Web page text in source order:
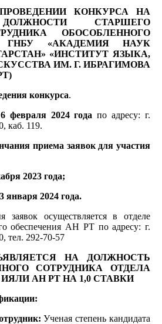
КОНКУРСА НА
СТАРШЕГО
ОБОСОБЛЕННОГО
ГНБУ «АКАДЕМИЯ НАУК
«ИНСТИТУТ ЯЗЫКА,
ИМ. Г. ИБРАГИМОВА
конкурса.
6 февраля 2024 года по адресу: г.
каб. 119.
приема заявок для участия
2023 года;
января 2024 года.
заявок осуществляется в отделе
обеспечения АН РТ по адресу: г.
тел. 292-70-57
НА ДОЛЖНОСТЬ
СОТРУДНИКА ОТДЕЛА
АН РТ НА 1,0 СТАВКИ
Ученая степень кандидата